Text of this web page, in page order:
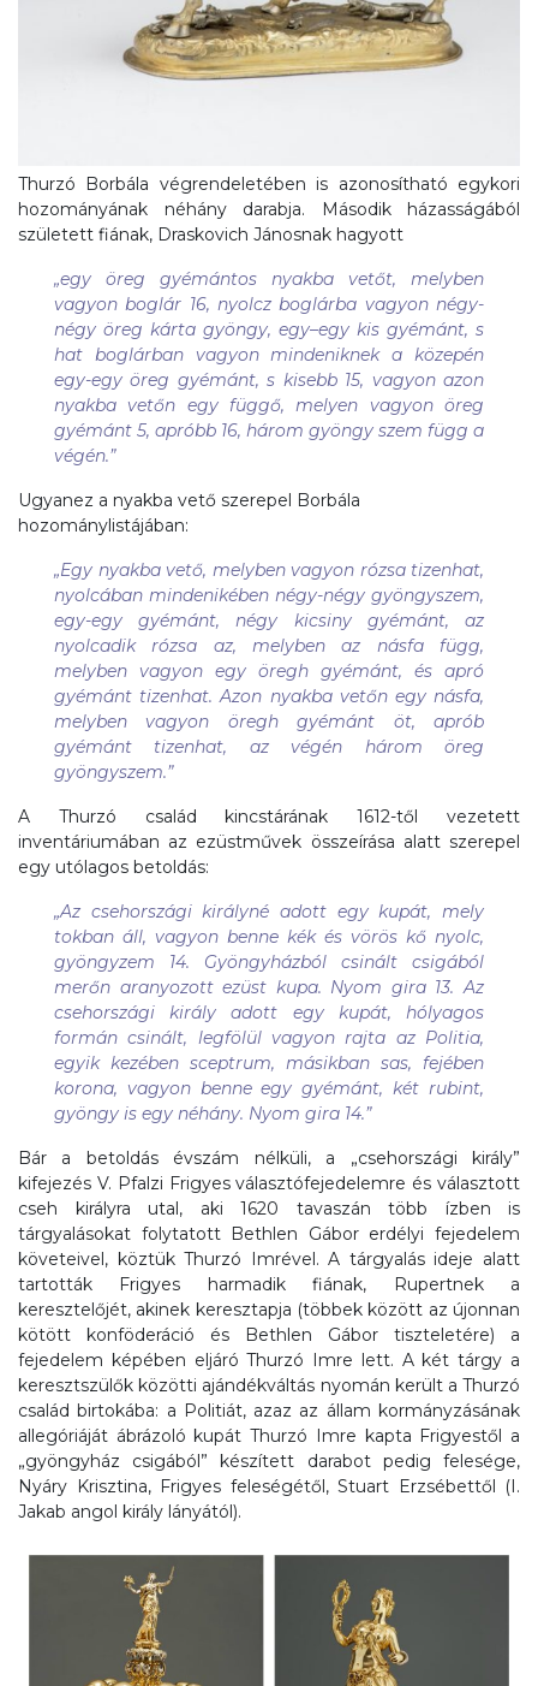
Thurzó Borbála végrendeletében is azonosítható egykori
hozományának néhány darabja. Második házasságából
született fiának, Draskovich Jánosnak hagyott
„egy öreg gyémántos nyakba vetőt, melyben
vagyon boglár 16, nyolcz boglárba vagyon négy-
négy öreg kárta gyöngy, egy–egy kis gyémánt, s
hat boglárban vagyon mindeniknek a közepén
egy-egy öreg gyémánt, s kisebb 15, vagyon azon
nyakba vetőn egy függő, melyen vagyon öreg
gyémánt 5, apróbb 16, három gyöngy szem függ a
végén.”
Ugyanez a nyakba vető szerepel Borbála
hozománylistájában:
„Egy nyakba vető, melyben vagyon rózsa tizenhat,
nyolcában mindenikében négy-négy gyöngyszem,
egy-egy gyémánt, négy kicsiny gyémánt, az
nyolcadik rózsa az, melyben az násfa függ,
melyben vagyon egy öregh gyémánt, és apró
gyémánt tizenhat. Azon nyakba vetőn egy násfa,
melyben vagyon öregh gyémánt öt, aprób
gyémánt tizenhat, az végén három öreg
gyöngyszem.”
A Thurzó család kincstárának 1612-től vezetett
inventáriumában az ezüstművek összeírása alatt szerepel
egy utólagos betoldás:
„Az csehországi királyné adott egy kupát, mely
tokban áll, vagyon benne kék és vörös kő nyolc,
gyöngyzem 14. Gyöngyházból csinált csigából
merőn aranyozott ezüst kupa. Nyom gira 13. Az
csehországi király adott egy kupát, hólyagos
formán csinált, legfölül vagyon rajta az Politia,
egyik kezében sceptrum, másikban sas, fejében
korona, vagyon benne egy gyémánt, két rubint,
gyöngy is egy néhány. Nyom gira 14.”
Bár a betoldás évszám nélküli, a „csehországi király”
kifejezés V. Pfalzi Frigyes választófejedelemre és választott
cseh királyra utal, aki 1620 tavaszán több ízben is
tárgyalásokat folytatott Bethlen Gábor erdélyi fejedelem
követeivel, köztük Thurzó Imrével. A tárgyalás ideje alatt
tartották Frigyes harmadik fiának, Rupertnek a
keresztelőjét, akinek keresztapja (többek között az újonnan
kötött konföderáció és Bethlen Gábor tiszteletére) a
fejedelem képében eljáró Thurzó Imre lett. A két tárgy a
keresztszülők közötti ajándékváltás nyomán került a Thurzó
család birtokába: a Politiát, azaz az állam kormányzásának
allegóriáját ábrázoló kupát Thurzó Imre kapta Frigyestől a
„gyöngyház csigából” készített darabot pedig felesége,
Nyáry Krisztina, Frigyes feleségétől, Stuart Erzsébettől (I.
Jakab angol király lányától).